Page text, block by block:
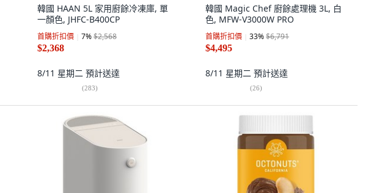
韓國 HAAN 5L 家用廚餘冷凍庫, 單
一顏色, JHFC-B400CP
首購折扣價 7%$2,568
$2,368
8/11 星期二 預計送達
(283)
韓國 Magic Chef 廚餘處理機 3L, 白
色, MFW-V3000W PRO
首購折扣價 33%$6,791
$4,495
8/11 星期二 預計送達
(26)